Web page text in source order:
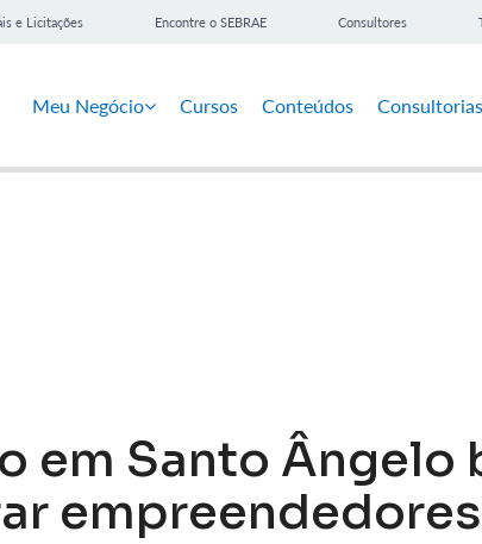
e Licitações Encontre o SEBRAE Consultores
Meu Negócio Cursos Conteúdos Consultorias
em Santo Ângelo
empreendedores